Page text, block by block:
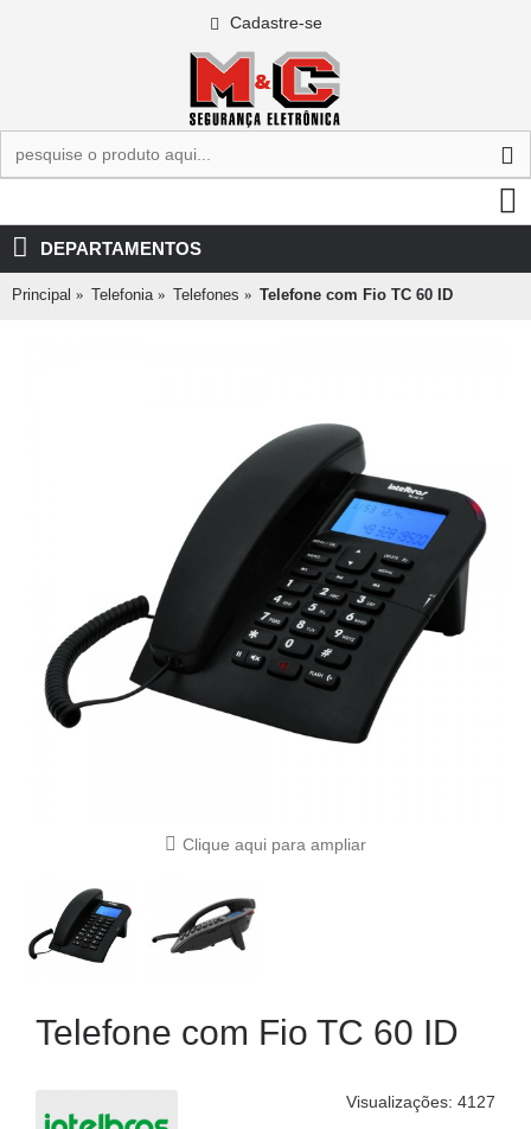
Cadastre-se
DEPARTAMENTOS
Principal Telefonia Telefones Telefone com Fio TC 60 ID
Clique aqui para ampliar
Telefone com Fio TC 60 ID
Visualizações: 4127